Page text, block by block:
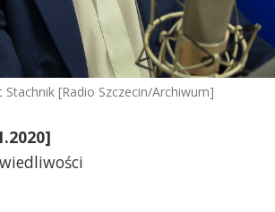
Stachnik [Radio Szczecin/Archiwum]